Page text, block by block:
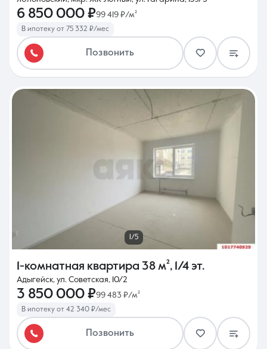
6 850 000 ₽99 419 ₽/м²
В ипотеку от 75 332 ₽/мес
Позвонить
1/5
1-комнатная квартира 38 м², 1/4 эт.
Адыгейск, ул. Советская, 10/2
3 850 000 ₽99 483 ₽/м²
В ипотеку от 42 340 ₽/мес
Позвонить